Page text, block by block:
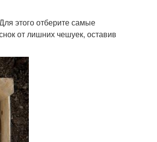
этого отберите самые
от лишних чешуек, оставив